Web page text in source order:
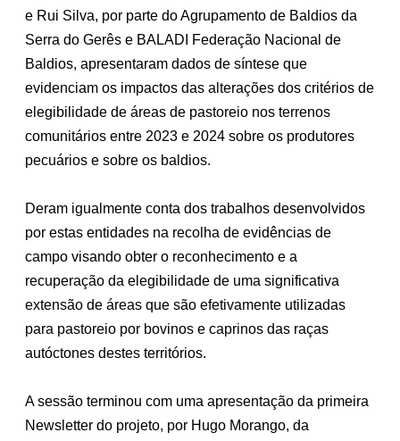
e Rui Silva, por parte do Agrupamento de Baldios da
Serra do Gerês e BALADI Federação Nacional de
Baldios, apresentaram dados de síntese que
evidenciam os impactos das alterações dos critérios de
elegibilidade de áreas de pastoreio nos terrenos
comunitários entre 2023 e 2024 sobre os produtores
pecuários e sobre os baldios.
Deram igualmente conta dos trabalhos desenvolvidos
por estas entidades na recolha de evidências de
campo visando obter o reconhecimento e a
recuperação da elegibilidade de uma significativa
extensão de áreas que são efetivamente utilizadas
para pastoreio por bovinos e caprinos das raças
autóctones destes territórios.
A sessão terminou com uma apresentação da primeira
Newsletter do projeto, por Hugo Morango, da